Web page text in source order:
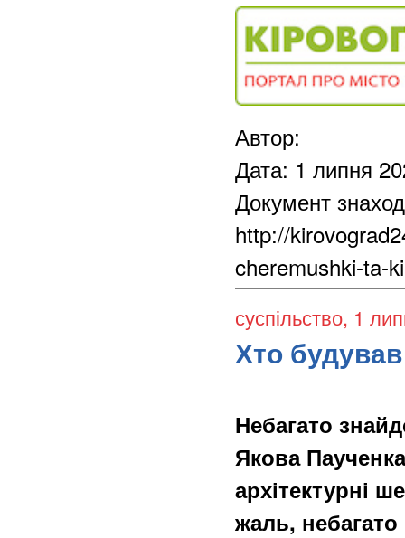
Автор:
Дата: 1 липня
Документ
http://
cheremushki-ta-
суспільство, 1
Хто
Небагато
Якова
архітектурні
жаль, небагато